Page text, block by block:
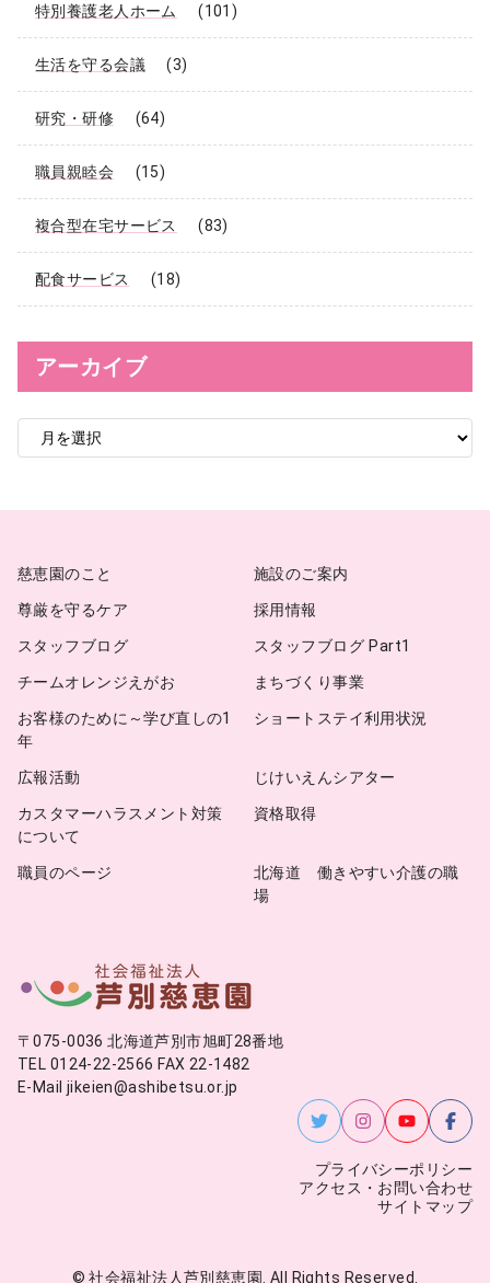
特別養護老人ホーム (101)
生活を守る会議 (3)
研究・研修 (64)
職員親睦会 (15)
複合型在宅サービス (83)
配食サービス (18)
アーカイブ
ア
カ
慈恵園のこと
施設のご案内
尊厳を守るケア
採用情報
スタッフブログ
スタッフブログ Part1
チームオレンジえがお
まちづくり事業
お客様のために～学び直しの1
年
ショートステイ利用状況
広報活動
じけいえんシアター
カスタマーハラスメント対策
について
資格取得
職員のページ
北海道 働きやすい介護の職
場
〒075-0036 北海道芦別市旭町28番地
TEL 0124-22-2566 FAX 22-1482
E-Mail jikeien@ashibetsu.or.jp
プライバシーポリシー
アクセス・お問い合わせ
サイトマップ
© 社会福祉法人芦別慈恵園. All Rights Reserved.